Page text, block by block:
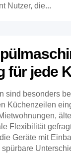
Nutzer, die...
für jede
sind besonders
Küchenzeilen
Flexibilität
Geräte mit